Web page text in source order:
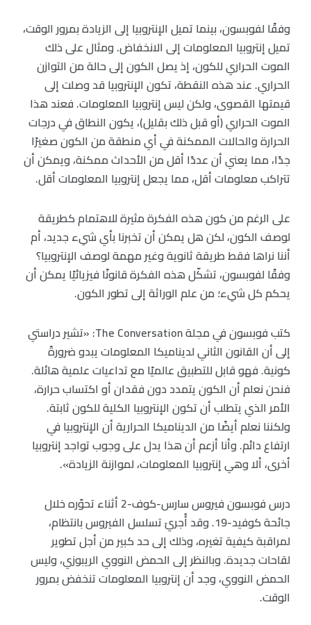
وفقًا لفوبسون، بينما تميل الإنتروبيا إلى الزيادة بمرور الوقت،
تميل إنتروبيا المعلومات إلى الانخفاض. ومثال على ذلك
الموت الحراري للكون، إذ يصل الكون إلى حالة من التوازن
الحراري. عند هذه النقطة، تكون الإنتروبيا قد وصلت إلى
قيمتها القصوى، ولكن ليس إنتروبيا المعلومات. فعند هذا
الموت الحراري (أو قبل ذلك بقليل)، يكون النطاق في درجات
الحرارة والحالات الممكنة في أي منطقة من الكون صغيرًا
جدًا، مما يعني أن عددًا أقل من الأحداث ممكنة، ويمكن أن
تتراكب معلومات أقل، مما يجعل إنتروبيا المعلومات أقل.
على الرغم من كون هذه الفكرة مثيرة للاهتمام كطريقة
لوصف الكون، لكن هل يمكن أن تخبرنا بأي شيء جديد، أم
أننا نراها فقط طريقة ثانوية وغير مهمة لوصف الإنتروبيا؟
وفقًا لفوبسون، تشكّل هذه الفكرة قانونًا فيزيائيًا يمكن أن
يحكم كل شيء؛ من علم الوراثة إلى تطور الكون.
كتب فوبسون في مجلة The Conversation: «تشير دراستي
إلى أن القانون الثاني لديناميكا المعلومات يبدو ضرورةً
كونية. فهو قابل للتطبيق عالميًا مع تداعيات علمية هائلة.
فنحن نعلم أن الكون يتمدد دون فقدان أو اكتساب حرارة،
الأمر الذي يتطلب أن تكون الإنتروبيا الكلية للكون ثابتة.
ولكننا نعلم أيضًا من الديناميكا الحرارية أن الإنتروبيا في
ارتفاع دائم. وأنا أزعم أن هذا يدل على وجوب تواجد إنتروبيا
أخرى، ألا وهي إنتروبيا المعلومات، لموازنة الزيادة».
درس فوبسون فيروس سارس-كوف-2 أثناء تحوّره خلال
جائحة كوفيد-19. وقد أُجريَ تسلسل الفيروس بانتظام،
لمراقبة كيفية تغيره، وذلك إلى حد كبير من أجل تطوير
لقاحات جديدة. وبالنظر إلى الحمض النووي الريبوزي، وليس
الحمض النووي، وجد أن إنتروبيا المعلومات تنخفض بمرور
الوقت.